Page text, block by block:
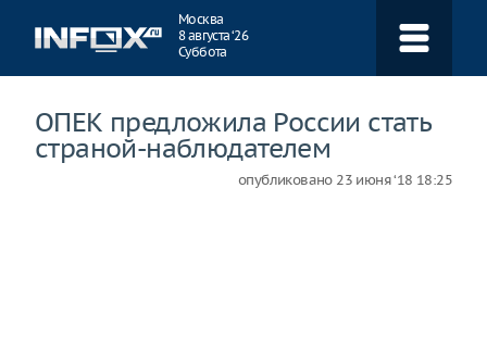
Москва
8 августа ‘26
Суббота
ОПЕК предложила России стать
страной-наблюдателем
опубликовано 23 июня ‘18 18:25